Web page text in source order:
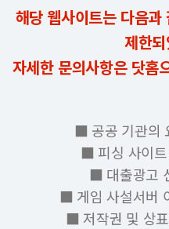
해당 웹사이트는 다음
제한
자세한 문의사항은 닷홈
■ 공공 기관의
■ 피싱 사이
■ 대출광고
■ 게임 사설서버
■ 저작권 및 상